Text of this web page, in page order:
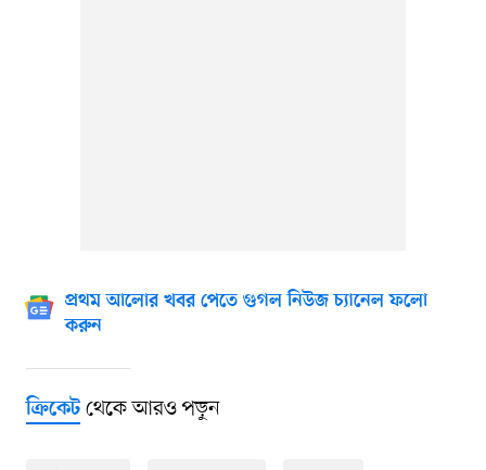
প্রথম আলোর খবর পেতে গুগল নিউজ চ্যানেল ফলো
করুন
ক্রিকেটথেকে আরও পড়ুন